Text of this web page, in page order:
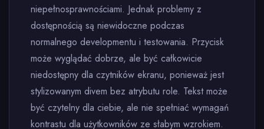
niepełnosprawnościami. Jednak problemy z
dostępnością są niewidoczne podczas
normalnego developmentu i testowania. Przycisk
może wyglądać dobrze, ale być całkowicie
niedostępny dla czytników ekranu, ponieważ jest
stylizowanym divem bez atrybutu role. Tekst może
być czytelny dla ciebie, ale nie spełniać wymagań
kontrastu dla użytkowników ze słabym wzrokiem.